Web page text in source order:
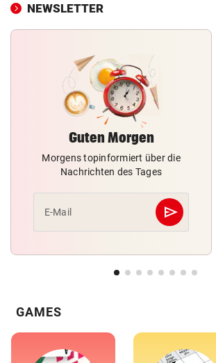
NEWSLETTER
Guten Morgen
Morgens topinformiert über die
Nachrichten des Tages
E-Mail send
Abschicken
GAMES